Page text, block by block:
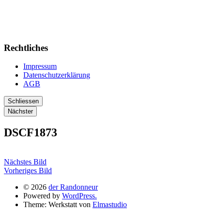
Rechtliches
Impressum
Datenschutzerklärung
AGB
Schliessen
Nächster
DSCF1873
Nächstes Bild
Vorheriges Bild
© 2026 der Randonneur
Powered by WordPress.
Theme: Werkstatt von Elmastudio